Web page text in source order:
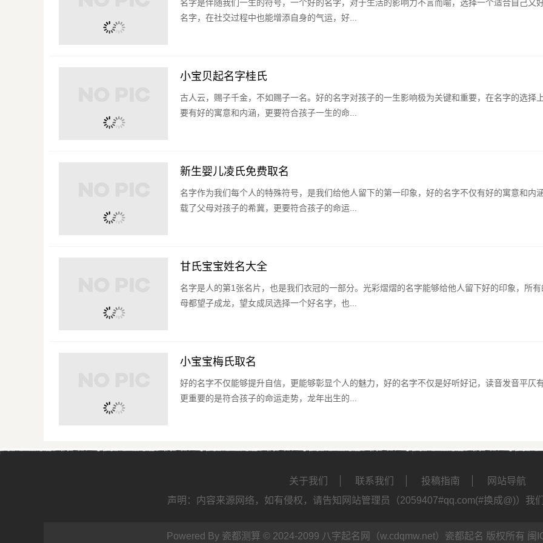
名字是伴随我们一生的符号，一个好的名字，对于生活的影响力不言而喻，选择一个适合自己又
名字，在社交过程中也能增添自身的气运，好...
小宝贝起名字桂氏
古人云，赐子千金，不如赐子一名。好的名字对孩子的一生影响极为关键和重要，在名字的选择
要有好的寓意和内涵，更要符合孩子一生的命...
新生婴儿凌氏免费取名
名字作为我们每个人的特殊符号，是我们给他人留下的第一印象，好的名字不仅有好的寓意和内
载了父母对孩子的希冀，更要符合孩子的命运...
甘氏宝宝姓名大全
名字是人的第1张名片，也是我们衣冠的一部分。光彩熠熠的名字能够给他人留下好的印象，所有
母都望子成龙，望女成凤选择一个好名字，也...
小宝宝梅氏取名
好的名字不仅能够提升自信，更能够彰显个人的魅力，好的名字不仅是好听好记，读音发音平仄有
更重要的是符合孩子的命运走势，龙年出生的...
关于我们 联系我们 投稿指南
网站导航
声明：内容来源网络，如有侵权，请告知网站管理员（2059407#qq.com(#换成@)）我
Powered By 瓷都测算 © 2024-2099 八字起名网（w.cdqmw.net） 瓷都起名 版权所有 闽